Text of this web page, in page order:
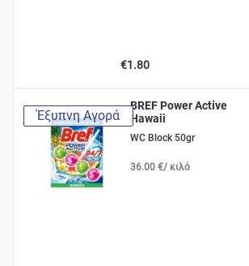
€1.80
Έξυπνη Αγορά
BREF Power Active
Hawaii
WC Block 50gr
36.00 €/ κιλό